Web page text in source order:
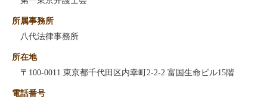
所属事務所
八代法律事務所
所在地
〒100-0011 東京都千代田区内幸町2-2-2 富国生命ビル15階
電話番号